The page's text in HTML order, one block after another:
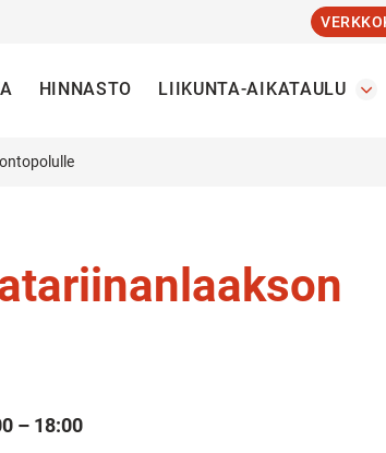
HINNASTO LIIKUNTA-AIKATAULU
– 18:00